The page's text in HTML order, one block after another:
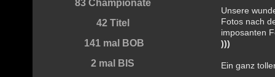
Unsere
Fotos nach
imposanten
)))
Ein ganz
83 Championate
42 Titel
141 mal BOB
2 mal BIS